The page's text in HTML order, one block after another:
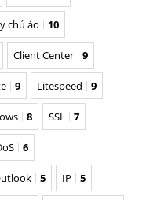
chủ ảo 10
Client Center 9
9 Litespeed 9
8 SSL 7
6
5 IP 5